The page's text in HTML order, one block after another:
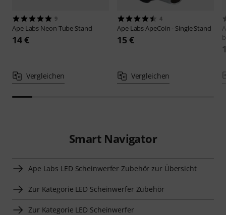
9
Ape Labs Neon Tube Stand
14 €
Vergleichen
4
Ape LabsApeCoin - Single Stand
15 €
Vergleichen
Smart Navigator
Ape Labs LED Scheinwerfer Zubehör zur Übersicht
Zur Kategorie LED Scheinwerfer Zubehör
Zur Kategorie LED Scheinwerfer